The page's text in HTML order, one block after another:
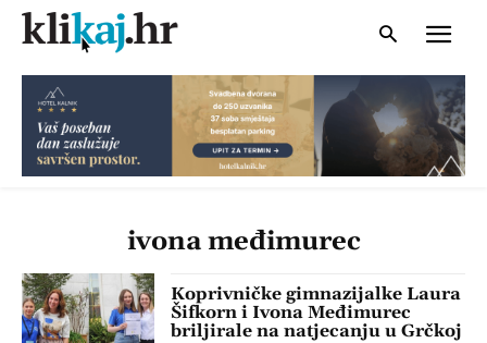
ivona međimurec
Koprivničke gimnazijalke Laura
Šifkorn i Ivona Međimurec
briljirale na natjecanju u Grčkoj